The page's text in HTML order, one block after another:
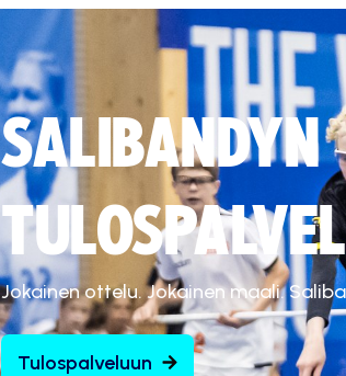
SALIBANDYN
Jokainen ottelu. Jokainen maali.
Tulospalveluun